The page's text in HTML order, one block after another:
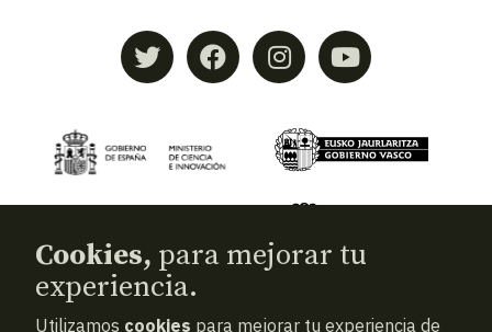
Cookies, para mejorar tu
experiencia.
Utilizamos cookies para mejorar tu experiencia de